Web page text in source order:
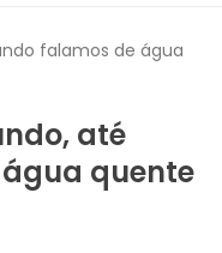
até
quente